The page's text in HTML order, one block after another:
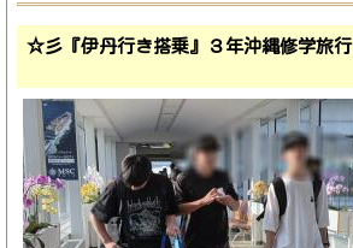
☆彡『伊丹行き搭乗』３年沖縄修学旅行